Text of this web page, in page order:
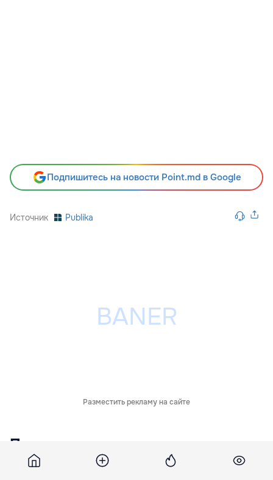
Подпишитесь на новости Point.md в Google
Источник Publika
Разместить рекламу на сайте
Похожие новости